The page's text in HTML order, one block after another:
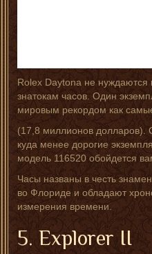
Rolex Daytona не нуждаются
знатокам часов. Один
мировым рекордом как
(17,8 миллионов долларов).
куда менее дорогие
модель 116520 обойдется
Часы названы в честь
во Флориде и обладают
измерения времени.
5. Explorer II